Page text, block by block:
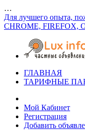
…
Для лучшего опыта,
CHROME, FIREFOX,
ГЛАВНАЯ
ТАРИФНЫЕ
Мой Кабинет
Регистрация
Добавить